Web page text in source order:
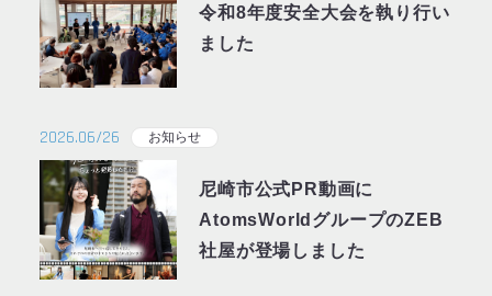
令和8年度安全大会を執り行い
ました
2026.06/26 お知らせ
尼崎市公式PR動画に
AtomsWorldグループのZEB
社屋が登場しました